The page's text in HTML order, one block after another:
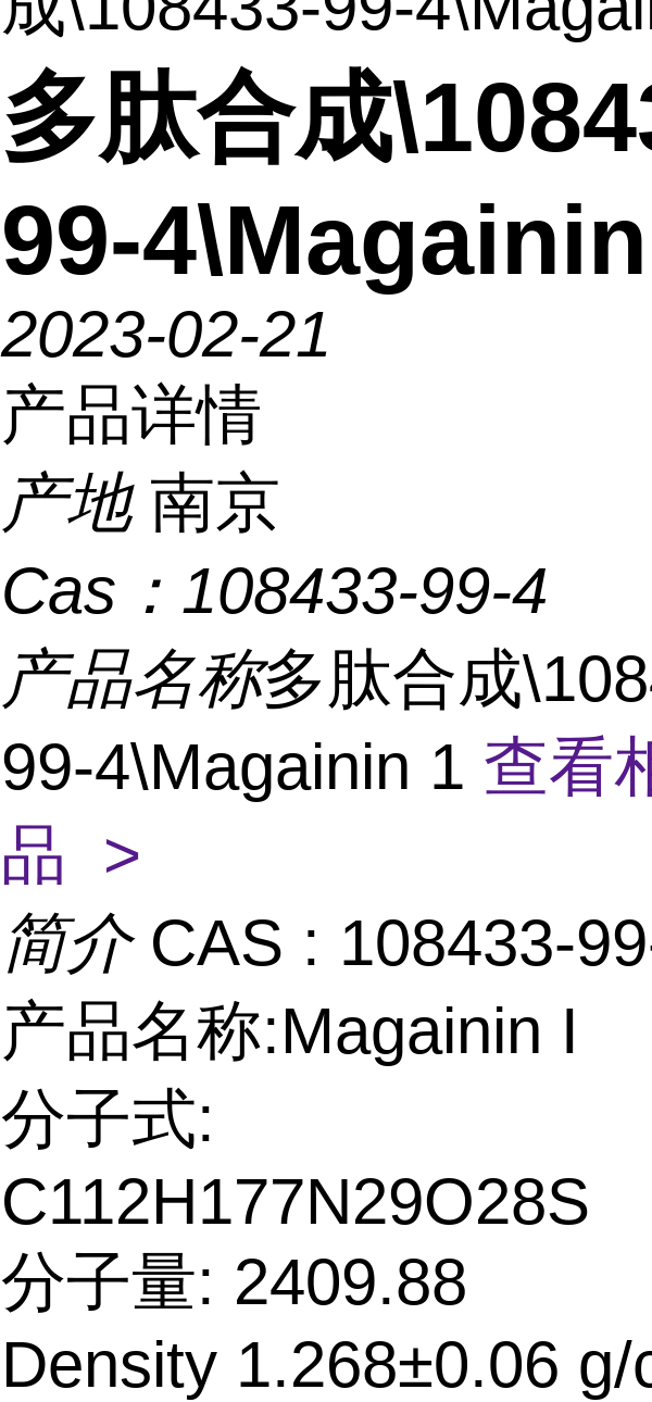
多肽合成
99-
2023-02-21
产品详情
产地 南京
Cas： 108433-99-4
产品名称多肽合成
99-4\Magainin 1 查看
品 >
简介 CAS : 108433-
产品名称:Magainin I
分子式:
C112H177N29O28S
分子量: 2409.88
Density 1.268±0.06 g/